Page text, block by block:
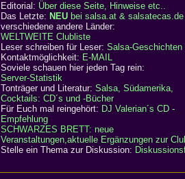
Editorial: Über diese Seite, Hinweise etc..
Das Letzte: NEU bei salsa.at & salsatecas.de
verschiedene andere Länder:
WELTWEITE Clubliste
Leser schreiben für Leser: Salsa-Geschichten
Kontaktmöglichkeit: E-MAIL
Soviele schauen hier jeden Tag rein:
Server-Statistik
Tonträger und Literatur: Salsa, Südamerika,
Cocktails: CD´s und -Bücher
Für Euch mal reingehört: DJ Valerian´s CD -
Empfehlung
SCHWARZES BRETT: neue
Veranstaltungen,aktuelle Ergänzungen zur
Stelle ein Thema zur Diskussion: